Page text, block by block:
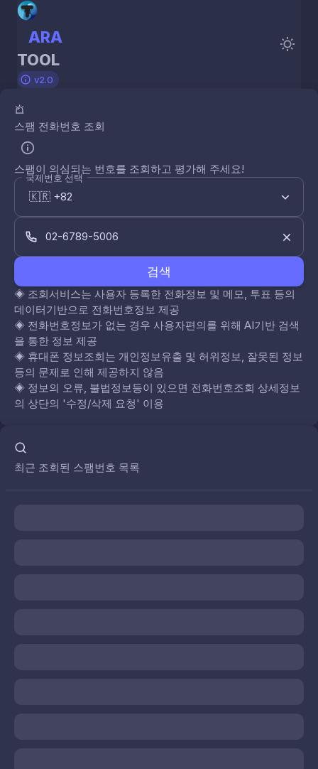
ARA
TOOL
v2.0
스팸 전화번호 조회
스팸이 의심되는 번호를 조회하고 평가해 주세요!
국제번호 선택
검색
◈ 조회서비스는 사용자 등록한 전화정보 및 메모, 투표 등의
데이터기반으로 전화번호정보 제공
◈ 전화번호정보가 없는 경우 사용자편의를 위해 AI기반 검색
을 통한 정보 제공
◈ 휴대폰 정보조회는 개인정보유출 및 허위정보, 잘못된 정보
등의 문제로 인해 제공하지 않음
◈ 정보의 오류, 불법정보등이 있으면 전화번호조회 상세정보
의 상단의 '수정/삭제 요청' 이용
최근 조회된 스팸번호 목록